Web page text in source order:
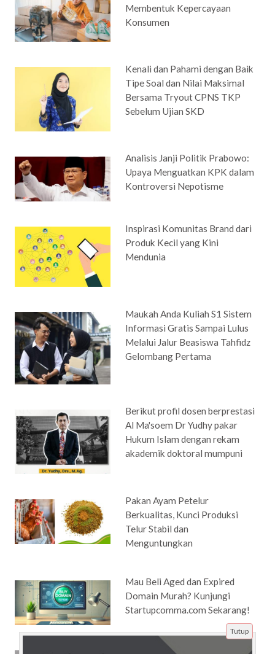
Membentuk Kepercayaan
Konsumen
Kenali dan Pahami dengan Baik
Tipe Soal dan Nilai Maksimal
Bersama Tryout CPNS TKP
Sebelum Ujian SKD
Analisis Janji Politik Prabowo:
Upaya Menguatkan KPK dalam
Kontroversi Nepotisme
Inspirasi Komunitas Brand dari
Produk Kecil yang Kini
Mendunia
Maukah Anda Kuliah S1 Sistem
Informasi Gratis Sampai Lulus
Melalui Jalur Beasiswa Tahfidz
Gelombang Pertama
Berikut profil dosen berprestasi
Al Ma'soem Dr Yudhy pakar
Hukum Islam dengan rekam
akademik doktoral mumpuni
Pakan Ayam Petelur
Berkualitas, Kunci Produksi
Telur Stabil dan
Menguntungkan
Mau Beli Aged dan Expired
Domain Murah? Kunjungi
Startupcomma.com Sekarang!
Tutup